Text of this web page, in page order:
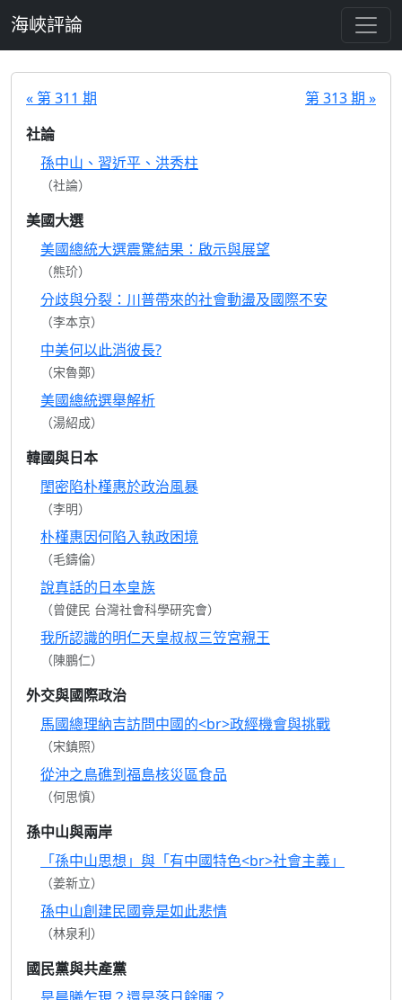
海峽評論
« 第 311 期
第 313 期 »
社論
孫中山、習近平、洪秀柱
（社論）
美國大選
美國總統大選震驚結果：啟示與展望
（熊玠）
分歧與分裂：川普帶來的社會動盪及國際不安
（李本京）
中美何以此消彼長?
（宋魯鄭）
美國總統選舉解析
（湯紹成）
韓國與日本
閨密陷朴槿惠於政治風暴
（李明）
朴槿惠因何陷入執政困境
（毛鑄倫）
說真話的日本皇族
（曾健民 台灣社會科學研究會）
我所認識的明仁天皇叔叔三笠宮親王
（陳鵬仁）
外交與國際政治
馬國總理納吉訪問中國的<br>政經機會與挑戰
（宋鎮照）
從沖之鳥礁到福島核災區食品
（何思慎）
孫中山與兩岸
「孫中山思想」與「有中國特色<br>社會主義」
（姜新立）
孫中山創建民國竟是如此悲情
（林泉利）
國民黨與共產黨